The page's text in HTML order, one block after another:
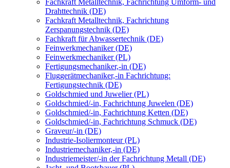
Fachkraft Metalltechnik, Fachrichtung Umform- und
Drahttechnik (DE)
Fachkraft Metalltechnik, Fachrichtung
Zerspanungstechnik (DE)
Fachkraft für Abwassertechnik (DE)
Feinwerkmechaniker (DE)
Feinwerkmechaniker (PL)
Fertigungsmechaniker,-in (DE)
Fluggerätmechaniker,-in Fachrichtung:
Fertigungstechnik (DE)
Goldschmied und Juwelier (PL)
Goldschmied/-in, Fachrichtung Juwelen (DE)
Goldschmied/-in, Fachrichtung Ketten (DE)
Goldschmied/-in, Fachrichtung Schmuck (DE)
Graveur/-in (DE)
Industrie-Isoliermonteur (PL)
Industriemechaniker,-in (DE)
Industriemeister/-in der Fachrichtung Metall (DE)